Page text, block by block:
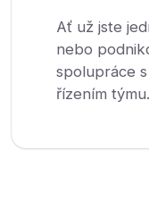
Ať už jste
nebo
spolupráce
řízením týmu.